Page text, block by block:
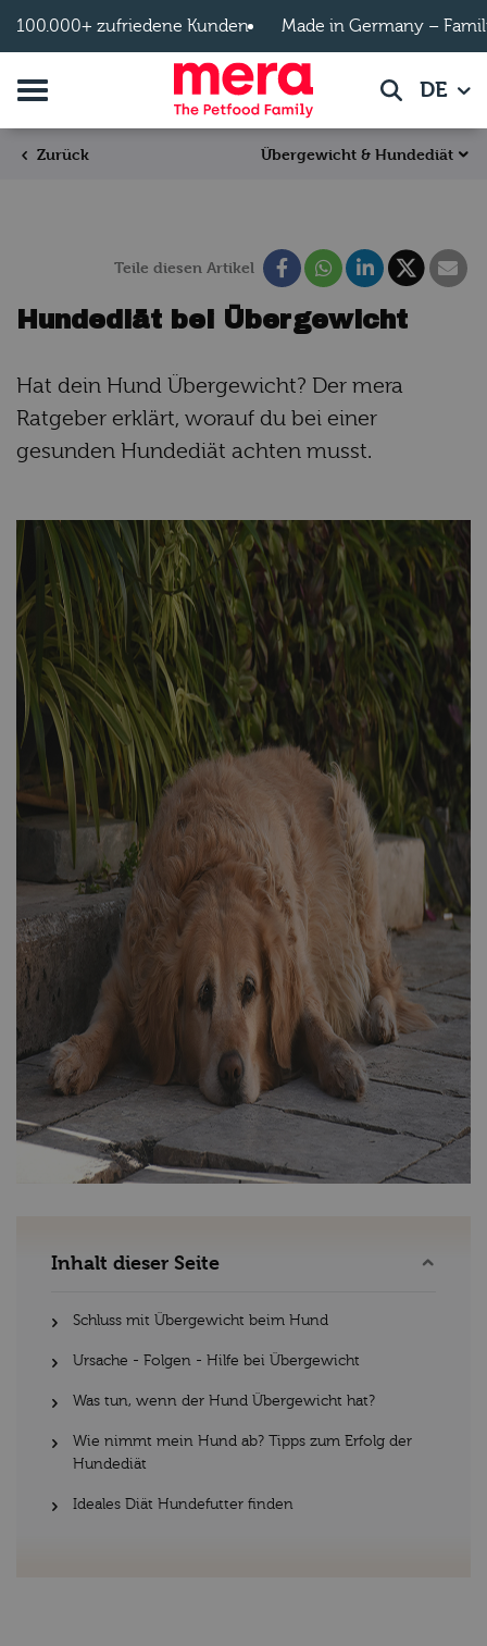
100.000+ zufriedene Kunden Made in Germany –
Navigation umschalten SucheDE
Zurück Übergewicht & Hundediät
Teile diesen Artikel
Hundediät bei Übergewicht
Hat dein Hund Übergewicht? Der mera
Ratgeber erklärt, worauf du bei einer
gesunden Hundediät achten musst.
Inhalt dieser Seite
Schluss mit Übergewicht beim Hund
Ursache - Folgen - Hilfe bei Übergewicht
Was tun, wenn der Hund Übergewicht hat?
Wie nimmt mein Hund ab? Tipps zum Erfolg der
Hundediät
Ideales Diät Hundefutter finden